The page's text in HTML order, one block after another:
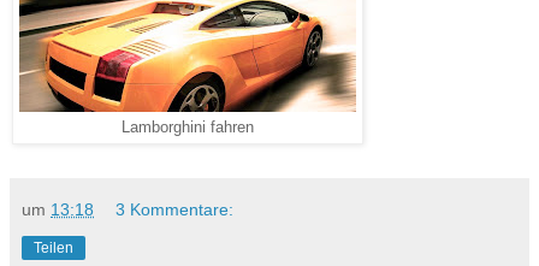
Lamborghini fahren
um 13:18 3 Kommentare:
Teilen